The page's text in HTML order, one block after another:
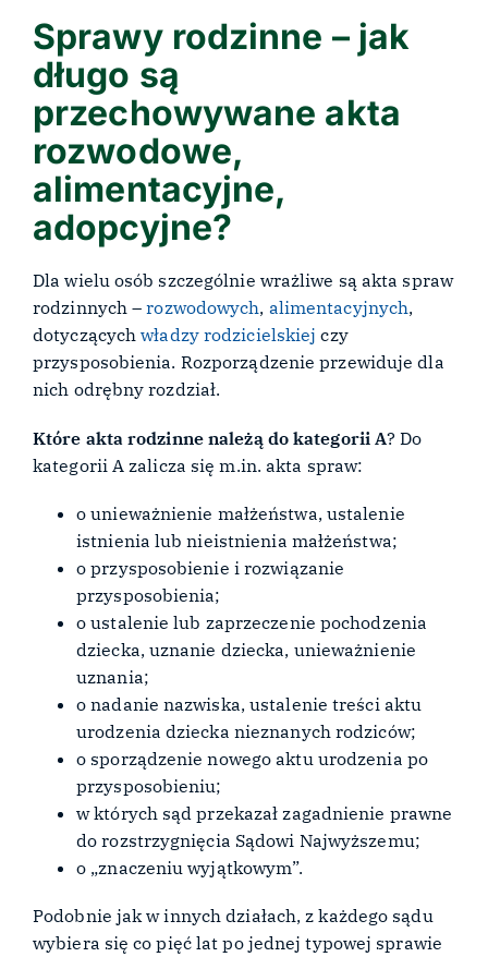
Sprawy rodzinne – jak
długo są
przechowywane akta
rozwodowe,
alimentacyjne,
adopcyjne?
Dla wielu osób szczególnie wrażliwe są akta spraw
rodzinnych –rozwodowych, alimentacyjnych,
dotyczącychwładzy rodzicielskiej czy
przysposobienia. Rozporządzenie przewiduje dla
nich odrębny rozdział.
Które akta rodzinne należą do kategorii A? Do
kategorii A zalicza się m.in. akta spraw:
o unieważnienie małżeństwa, ustalenie
istnienia lub nieistnienia małżeństwa;
o przysposobienie i rozwiązanie
przysposobienia;
o ustalenie lub zaprzeczenie pochodzenia
dziecka, uznanie dziecka, unieważnienie
uznania;
o nadanie nazwiska, ustalenie treści aktu
urodzenia dziecka nieznanych rodziców;
o sporządzenie nowego aktu urodzenia po
przysposobieniu;
w których sąd przekazał zagadnienie prawne
do rozstrzygnięcia Sądowi Najwyższemu;
o „znaczeniu wyjątkowym”.
Podobnie jak w innych działach, z każdego sądu
wybiera się co pięć lat po jednej typowej sprawie